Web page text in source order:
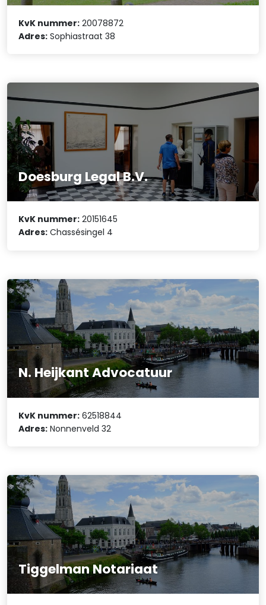
KvK nummer: 20078872
Adres: Sophiastraat 38
Doesburg Legal B.V.
KvK nummer: 20151645
Adres: Chassésingel 4
N. Heijkant Advocatuur
KvK nummer: 62518844
Adres: Nonnenveld 32
Tiggelman Notariaat